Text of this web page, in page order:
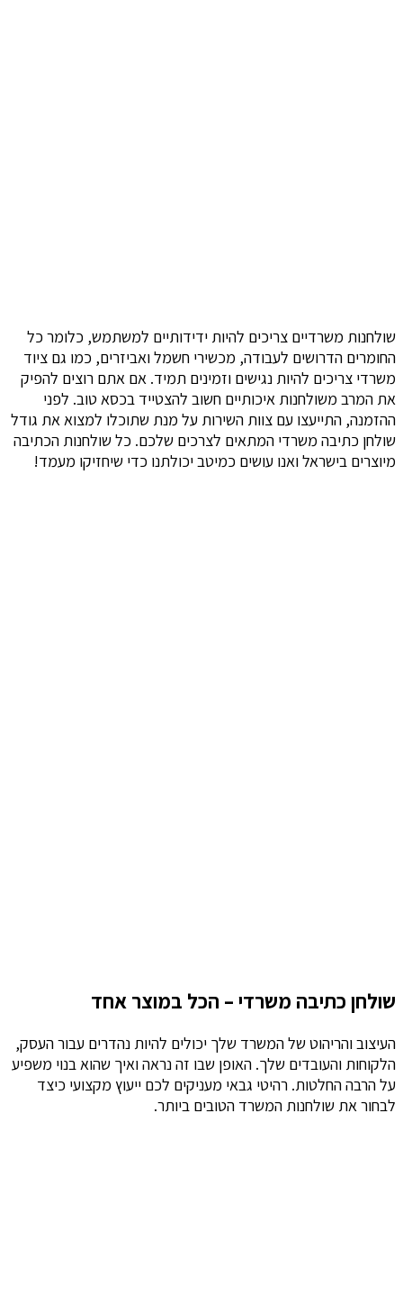
שולחנות משרדיים צריכים להיות ידידותיים למשתמש, כלומר כל
החומרים הדרושים לעבודה, מכשירי חשמל ואביזרים, כמו גם ציוד
משרדי צריכים להיות נגישים וזמינים תמיד. אם אתם רוצים להפיק
את המרב משולחנות איכותיים חשוב להצטייד בכסא טוב. לפני
ההזמנה, התייעצו עם צוות השירות על מנת שתוכלו למצוא את גודל
שולחן כתיבה משרדי המתאים לצרכים שלכם. כל שולחנות הכתיבה
מיוצרים בישראל ואנו עושים כמיטב יכולתנו כדי שיחזיקו מעמד!
שולחן כתיבה משרדי – הכל במוצר אחד
העיצוב והריהוט של המשרד שלך יכולים להיות נהדרים עבור העסק,
הלקוחות והעובדים שלך. האופן שבו זה נראה ואיך שהוא בנוי משפיע
על הרבה החלטות. רהיטי גבאי מעניקים לכם ייעוץ מקצועי כיצד
לבחור את שולחנות המשרד הטובים ביותר.